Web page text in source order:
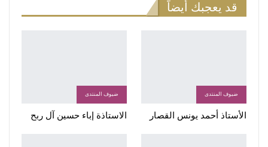
قد يعجبك أيضاً
ضيوف المنتدى
الأستاذ أحمد يونس القصار
ضيوف المنتدى
الاستاذة إباء حسين آل ربح